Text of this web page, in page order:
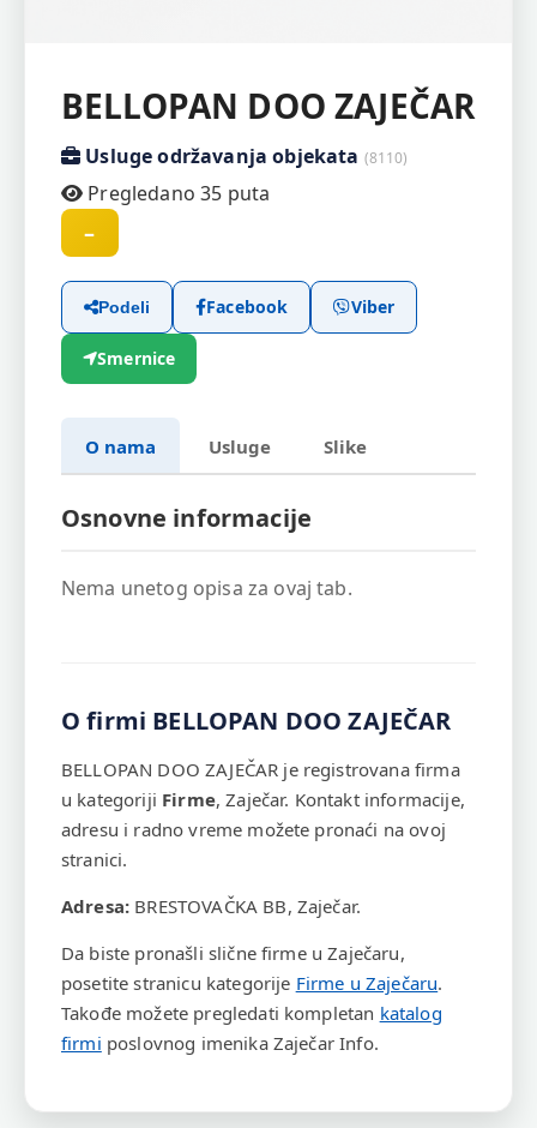
BELLOPAN DOO ZAJEČAR
Usluge održavanja objekata (8110)
Pregledano 35 puta
–
Podeli Facebook Viber
Smernice
O nama Usluge Slike
Osnovne informacije
Nema unetog opisa za ovaj tab.
O firmi BELLOPAN DOO ZAJEČAR
BELLOPAN DOO ZAJEČAR je registrovana firma
u kategoriji Firme, Zaječar. Kontakt informacije,
adresu i radno vreme možete pronaći na ovoj
stranici.
Adresa: BRESTOVAČKA BB, Zaječar.
Da biste pronašli slične firme u Zaječaru,
posetite stranicu kategorije Firme u Zaječaru.
Takođe možete pregledati kompletan katalog
firmi poslovnog imenika Zaječar Info.